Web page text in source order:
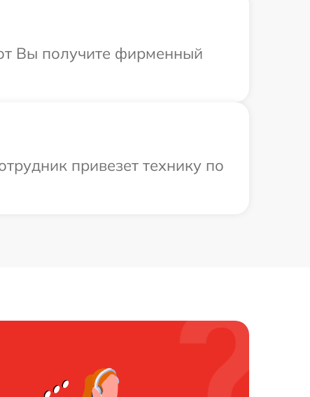
Вы получите фирменный
привезет технику по